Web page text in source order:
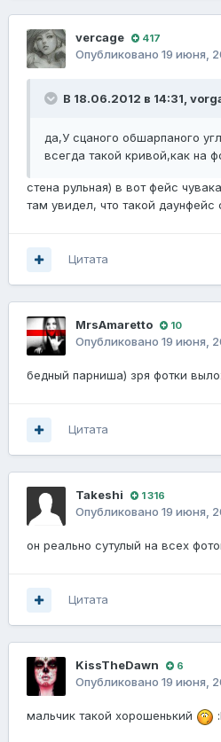
vercage 417
Опубликовано 19 июня,
В 18.06.2012 в 14:31,
да,У сцаного обшарпаного
всегда такой кривой,как на
стена рульная) в вот фейс
там увидел, что такой даунфейс
Цитата
MrsAmaretto 10
Опубликовано 19 июня,
бедный парниша) зря фотки
Цитата
Takeshi 1 316
Опубликовано 19 июня,
он реально сутулый на всех
Цитата
KissTheDawn 6
Опубликовано 19 июня,
мальчик такой хорошенький